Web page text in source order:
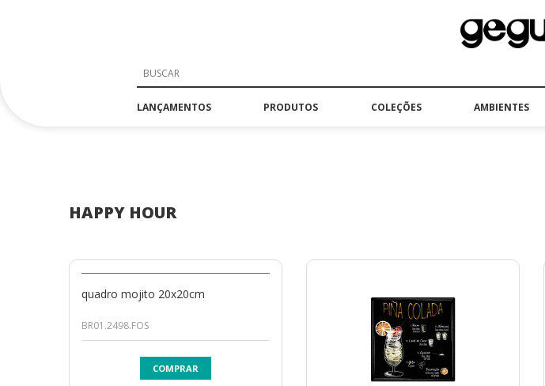
LANÇAMENTOS PRODUTOS COLEÇÕES AMBIENTES
HAPPY HOUR
quadro mojito 20x20cm
BR01.2498.FOS
COMPRAR